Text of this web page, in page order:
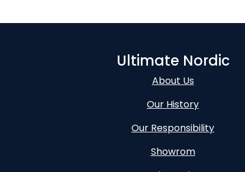
Ultimate Nordic
About Us
Our History
Our Responsibility
Showrom